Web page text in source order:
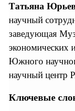
Татьяна
научный
заведующая
экономических
Южного
научный центр
Ключевые